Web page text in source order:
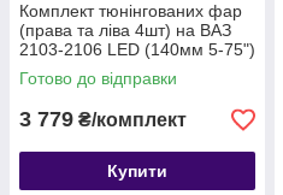
Комплект тюнінгованих фар
(права та ліва 4шт) на ВАЗ
2103-2106 LED (140мм 5-75")
60W + ангельські очі
BLASKAR
Готово до відправки
3 779 ₴/комплект
Купити